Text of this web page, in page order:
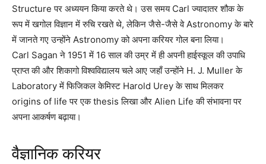
Structure पर अध्ययन किया करते थे। उस समय Carl ज्यादातर शौक के
रूप में खगोल विज्ञान में रुचि रखते थे, लेकिन जैसे-जैसे वे Astronomy के बारे
में जानते गए उन्होंने Astronomy को अपना करियर गोल बना लिया।
Carl Sagan ने 1951 में 16 साल की उम्र में ही अपनी हाईस्कूल की उपाधि
प्राप्त की और शिकागो विश्वविद्यालय चले आए जहाँ उन्होंने H. J. Muller के
Laboratory में फिजिकल केमिस्ट Harold Urey के साथ मिलकर
origins of life पर एक thesis लिखा और Alien Life की संभावना पर
अपना आकर्षण बढ़ाया।
वैज्ञानिक करियर